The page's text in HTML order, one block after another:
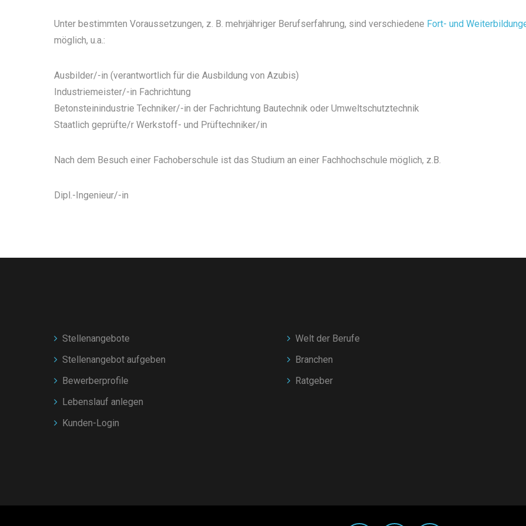
Unter bestimmten Voraussetzungen, z. B. mehrjähriger Berufserfahrung, sind verschiedene Fort- und
möglich, u.a.:
Ausbilder/-in (verantwortlich für die Ausbildung von Azubis)
Industriemeister/-in Fachrichtung
Betonsteinindustrie Techniker/-in der Fachrichtung Bautechnik oder Umweltschutztechnik
Staatlich geprüfte/r Werkstoff- und Prüftechniker/in
Nach dem Besuch einer Fachoberschule ist das Studium an einer Fachhochschule möglich, z.B.
Dipl.-Ingenieur/-in
Stellenangebote
Stellenangebot aufgeben
Bewerberprofile
Lebenslauf anlegen
Kunden-Login
Welt der Berufe
Branchen
Ratgeber